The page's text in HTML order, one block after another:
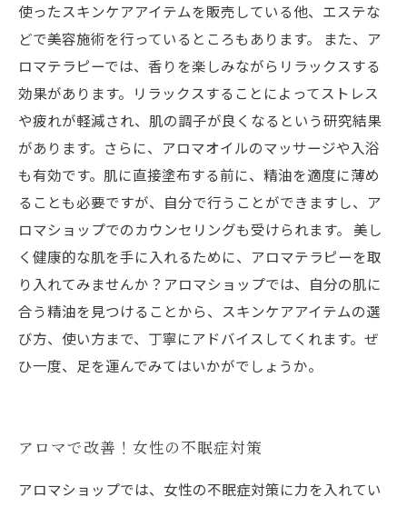
使ったスキンケアアイテムを販売している他、エステな
どで美容施術を行っているところもあります。 また、ア
ロマテラピーでは、香りを楽しみながらリラックスする
効果があります。リラックスすることによってストレス
や疲れが軽減され、肌の調子が良くなるという研究結果
があります。さらに、アロマオイルのマッサージや入浴
も有効です。肌に直接塗布する前に、精油を適度に薄め
ることも必要ですが、自分で行うことができますし、ア
ロマショップでのカウンセリングも受けられます。 美し
く健康的な肌を手に入れるために、アロマテラピーを取
り入れてみませんか？アロマショップでは、自分の肌に
合う精油を見つけることから、スキンケアアイテムの選
び方、使い方まで、丁寧にアドバイスしてくれます。ぜ
ひ一度、足を運んでみてはいかがでしょうか。
アロマで改善！女性の不眠症対策
アロマショップでは、女性の不眠症対策に力を入れてい